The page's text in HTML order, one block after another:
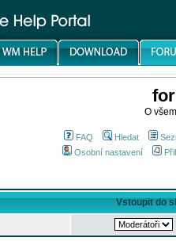
O
FAQ Hledat
Osobní nastavení
Vstoupit do